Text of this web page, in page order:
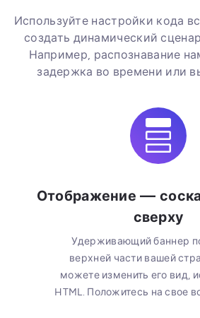
Используйте настройки кода
создать динамический
Например, распознавание
задержка во времени или
Отображение —
сверху
Удерживающий баннер
верхней части вашей
можете изменить его вид,
HTML. Положитесь на свое